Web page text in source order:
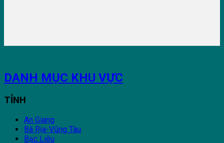
DANH MỤC KHU VỰC
TỈNH
An Giang
Bà Rịa-Vũng Tàu
Bạc Liêu